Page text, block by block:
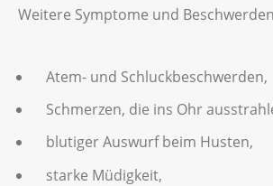
Weitere Symptome und
Atem- und Schluckbeschwerden,
Schmerzen, die ins Ohr
blutiger Auswurf beim Husten,
starke Müdigkeit,